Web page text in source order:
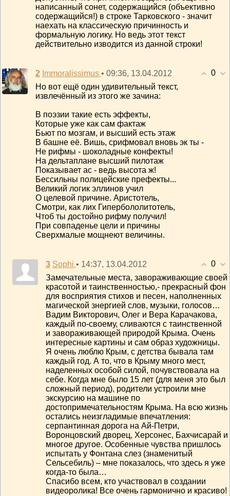
написанный сонет, содержащийся (объективно
содержащийся!) в строке Тарковского - значит
наехать на классическую причинность и
формальную логику. Но ведь этот текст
действительно изводится из данной строки!
0
2 Immoralissimus • 09:36, 13.04.2012
Но вот ещё один удивительный текст,
извлечённый из этого же зачина:
В поэзии такие есть эффекты,
Которые уже как сам фактаж
Бьют по мозгам, и высший есть этаж
В башне её. Вишь, срифмовал вновь эк ты -
Не рифмы - шоколадные конфекты!
На дельтаплане высший пилотаж
Показывает ас - ведь высота ж!
Бессильны полицейские префекты...
Великий логик эллинов учил
О целевой причине. Аристотель,
Смотри, как лих Гипербололитотель,
Чтоб ты достойно рифму получил!
При совпаденье цели и причины
Сверхмалые мощнеют величины.
0
3 Sophi • 14:37, 13.04.2012
Замечательные места, завораживающие своей
красотой и таинственностью,- прекрасный фон
для восприятия стихов и песен, наполненных
магической знергией слов, музыки, голосов…
Вадим Викторович, Олег и Вера Карачакова,
каждый по-своему, сливаются с таинственной
и завораживающей природой Крыма. Очень
интересные картины и сам образ художницы.
Я очень люблю Крым, с детства бывала там
каждый год. А то, что в Крыму много мест,
наделенных особой силой, почувствовала на
себе. Когда мне было 15 лет (для меня это был
сложный период), родители устроили мне
экскурсию на машине по
достопримечательностям Крыма. На всю жизнь
остались неизгладимые впечатления:
серпантинная дорога на Ай-Петри,
Воронцовский дворец, Херсонес, Бахчисарай и
многое другое. Особенные чувства пришлось
испытать у Фонтана слез (знаменитый
Сельсебиль) – мне показалось, что здесь я уже
когда-то была…
Спасибо всем, кто участвовал в создании
видеоролика! Все очень гармонично и красиво!